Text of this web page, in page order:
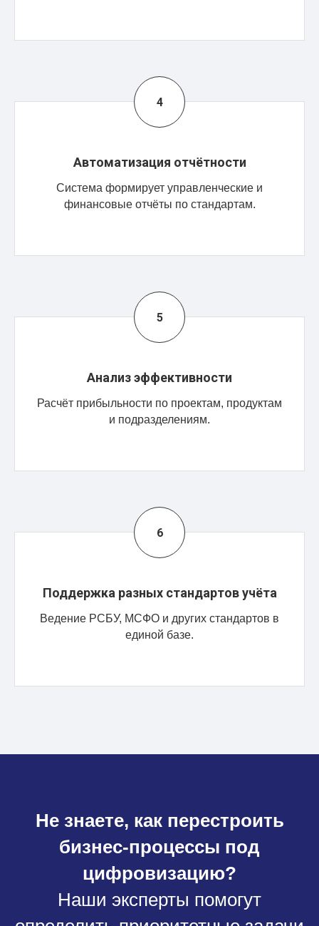
Автоматизация отчётности
Система формирует управленческие и
финансовые отчёты по стандартам.
Анализ эффективности
Расчёт прибыльности по проектам, продуктам
и подразделениям.
Поддержка разных стандартов учёта
Ведение РСБУ, МСФО и других стандартов в
единой базе.
Не знаете, как перестроить
бизнес-процессы под
цифровизацию?
Наши эксперты помогут